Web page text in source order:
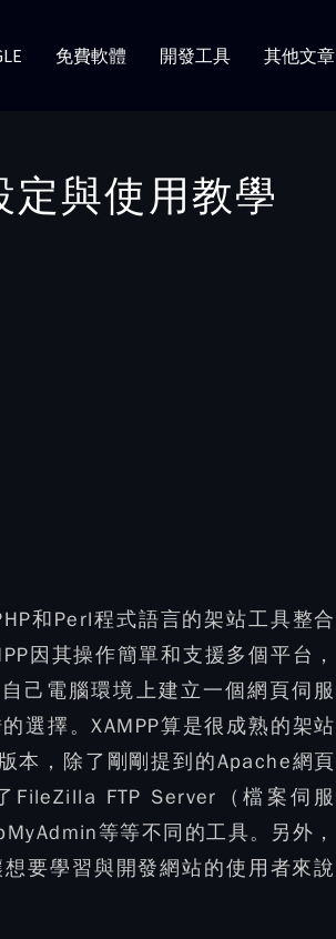
免費軟體 開發工具 其他文章
定與使用教學
和Perl程式語言的架站工具整合
因其操作簡單和支援多個平台，
己電腦環境上建立一個網頁伺服
選擇。XAMPP算是很成熟的架站
本，除了剛剛提到的Apache網頁
FTP Server（檔案伺服
等等不同的工具。另外，
要學習與開發網站的使用者來說